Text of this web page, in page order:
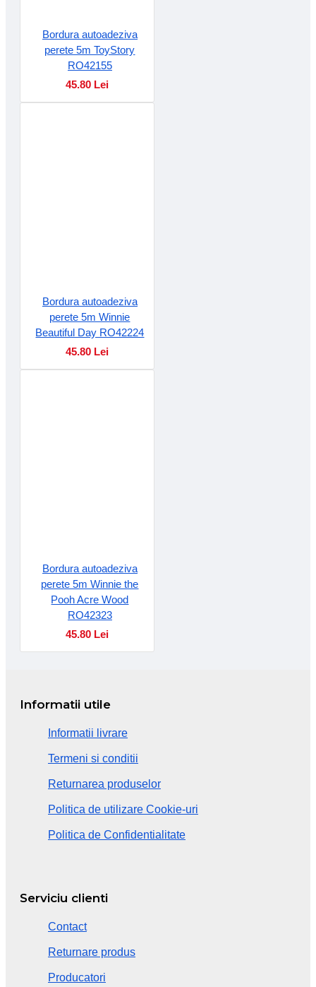
Bordura autoadeziva
perete 5m ToyStory
RO42155
45.80 Lei
Bordura autoadeziva
perete 5m Winnie
Beautiful Day RO42224
45.80 Lei
Bordura autoadeziva
perete 5m Winnie the
Pooh Acre Wood
RO42323
45.80 Lei
Informatii utile
Informatii livrare
Termeni si conditii
Returnarea produselor
Politica de utilizare Cookie-uri
Politica de Confidentialitate
Serviciu clienti
Contact
Returnare produs
Producatori